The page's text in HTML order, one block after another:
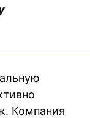
Компания